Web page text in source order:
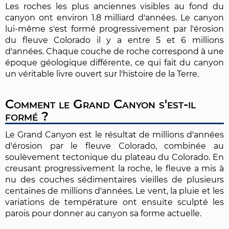
Les roches les plus anciennes visibles au fond du
canyon ont environ 1.8 milliard d'années. Le canyon
lui-même s'est formé progressivement par l'érosion
du fleuve Colorado il y a entre 5 et 6 millions
d'années. Chaque couche de roche correspond à une
époque géologique différente, ce qui fait du canyon
un véritable livre ouvert sur l'histoire de la Terre.
Comment le Grand Canyon s'est-il
formé ?
Le Grand Canyon est le résultat de millions d'années
d'érosion par le fleuve Colorado, combinée au
soulèvement tectonique du plateau du Colorado. En
creusant progressivement la roche, le fleuve a mis à
nu des couches sédimentaires vieilles de plusieurs
centaines de millions d'années. Le vent, la pluie et les
variations de température ont ensuite sculpté les
parois pour donner au canyon sa forme actuelle.